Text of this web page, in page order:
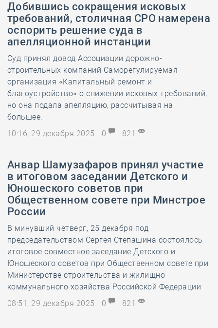
Добившись сокращения исковых
требований, столичная СРО намерена
оспорить решение суда в
апелляционной инстанции
Суд принял довод Ассоциации дорожно-
строительных компаний Саморегулируемая
организация «Капитальный ремонт и
благоустройство» о снижении исковых требований,
но она подала апелляцию, рассчитывая на
большее.
10:16, 29 декабря 2025
0 821
Анвар Шамузафаров принял участие
в итоговом заседании Детского и
Юношеского советов при
Общественном совете при Минстрое
России
В минувший четверг, 25 декабря под
председательством Сергея Степашина состоялось
итоговое совместное заседание Детского и
Юношеского советов при Общественном совете при
Министерстве строительства и жилищно-
коммунального хозяйства Российской Федерации
08:51, 29 декабря 2025
0 821